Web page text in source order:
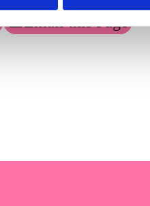
Email this Page